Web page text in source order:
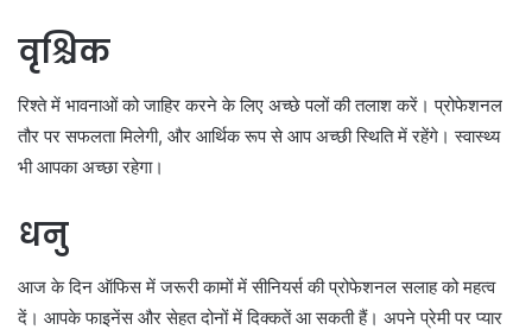
वृश्चिक
रिश्ते में भावनाओं को जाहिर करने के लिए अच्छे पलों की तलाश करें। प्रोफेशनल
तौर पर सफलता मिलेगी, और आर्थिक रूप से आप अच्छी स्थिति में रहेंगे। स्वास्थ्य
भी आपका अच्छा रहेगा।
धनु
आज के दिन ऑफिस में जरूरी कामों में सीनियर्स की प्रोफेशनल सलाह को महत्व
दें। आपके फाइनेंस और सेहत दोनों में दिक्कतें आ सकती हैं। अपने प्रेमी पर प्यार